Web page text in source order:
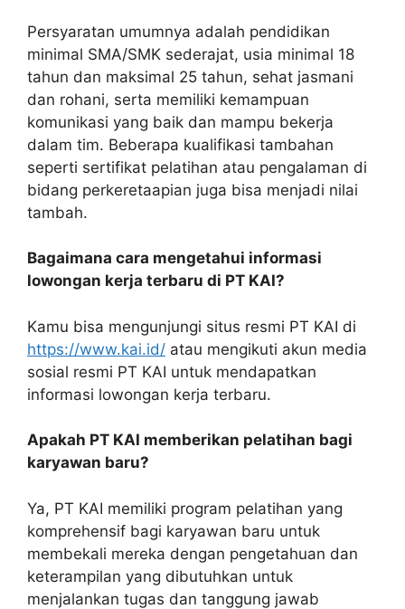
Persyaratan umumnya adalah pendidikan
minimal SMA/SMK sederajat, usia minimal 18
tahun dan maksimal 25 tahun, sehat jasmani
dan rohani, serta memiliki kemampuan
komunikasi yang baik dan mampu bekerja
dalam tim. Beberapa kualifikasi tambahan
seperti sertifikat pelatihan atau pengalaman di
bidang perkeretaapian juga bisa menjadi nilai
tambah.
Bagaimana cara mengetahui informasi
lowongan kerja terbaru di PT KAI?
Kamu bisa mengunjungi situs resmi PT KAI di
https://www.kai.id/ atau mengikuti akun media
sosial resmi PT KAI untuk mendapatkan
informasi lowongan kerja terbaru.
Apakah PT KAI memberikan pelatihan bagi
karyawan baru?
Ya, PT KAI memiliki program pelatihan yang
komprehensif bagi karyawan baru untuk
membekali mereka dengan pengetahuan dan
keterampilan yang dibutuhkan untuk
menjalankan tugas dan tanggung jawab